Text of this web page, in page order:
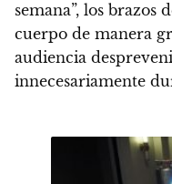
semana”, los brazos
cuerpo de manera
audiencia
innecesariamente